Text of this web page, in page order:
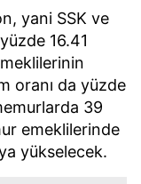
yani SSK ve
16.41
oranı da yüzde
39
emeklilerinde
yükselecek.